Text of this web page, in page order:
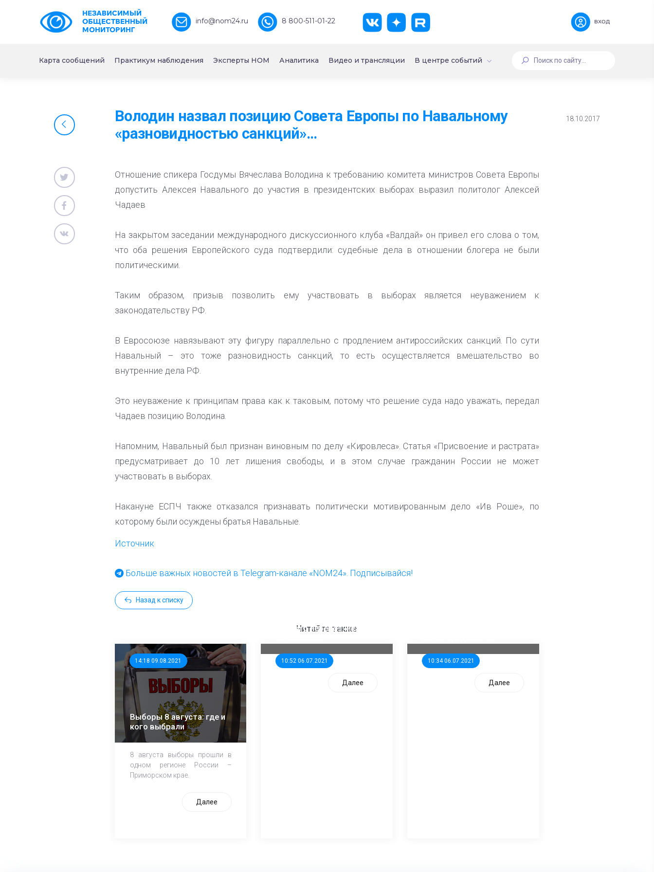
НЕЗАВИСИМЫЙ
ОБЩЕСТВЕННЫЙ
МОНИТОРИНГ
info@nom24.ru 8 800-511-01-22 вход
Карта сообщений Практикум наблюдения Эксперты НОМ Аналитика Видео и трансляции В центре событий
Володин назвал позицию Совета Европы по Навальному
«разновидностью санкций»...
18.10.2017
Отношение спикера Госдумы Вячеслава Володина к требованию комитета министров Совета Европы
допустить Алексея Навального до участия в президентских выборах выразил политолог Алексей
Чадаев
На закрытом заседании международного дискуссионного клуба «Валдай» он привел его слова о том,
что оба решения Европейского суда подтвердили: судебные дела в отношении блогера не были
политическими.
Таким образом, призыв позволить ему участвовать в выборах является неуважением к
законодательству РФ.
В Евросоюзе навязывают эту фигуру параллельно с продлением антироссийских санкций. По сути
Навальный – это тоже разновидность санкций, то есть осуществляется вмешательство во
внутренние дела РФ.
Это неуважение к принципам права как к таковым, потому что решение суда надо уважать, передал
Чадаев позицию Володина.
Напомним, Навальный был признан виновным по делу «Кировлеса». Статья «Присвоение и растрата»
предусматривает до 10 лет лишения свободы, и в этом случае гражданин России не может
участвовать в выборах.
Накануне ЕСПЧ также отказался признавать политически мотивированным дело «Ив Роше», по
которому были осуждены братья Навальные.
Источник
Больше важных новостей в Telegram-канале «NOM24». Подписывайся!
Назад к списку
Читайте также
14:18 09.08.2021
Выборы 8 августа: где и
кого выбрали
8 августа выборы прошли в
одном регионе России –
Приморском крае.
Далее
10:52 06.07.2021
единого перевозчика для
Далее
10:34 06.07.2021
Далее